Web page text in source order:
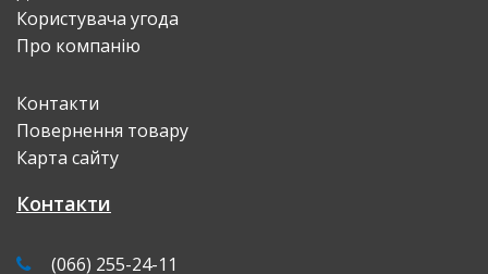
Користувача угода
Про компанію
Контакти
Повернення товару
Карта сайту
Контакти
(066) 255-24-11